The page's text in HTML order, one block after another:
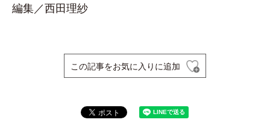
編集／西田理紗
この記事をお気に入りに追加